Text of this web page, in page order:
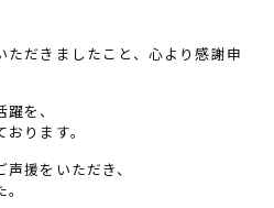
だきましたこと、心より感謝申
を、
ります。
援をいただき、